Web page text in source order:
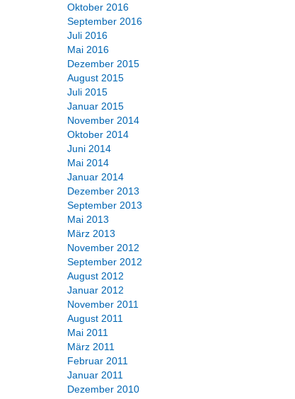
Oktober 2016
September 2016
Juli 2016
Mai 2016
Dezember 2015
August 2015
Juli 2015
Januar 2015
November 2014
Oktober 2014
Juni 2014
Mai 2014
Januar 2014
Dezember 2013
September 2013
Mai 2013
März 2013
November 2012
September 2012
August 2012
Januar 2012
November 2011
August 2011
Mai 2011
März 2011
Februar 2011
Januar 2011
Dezember 2010